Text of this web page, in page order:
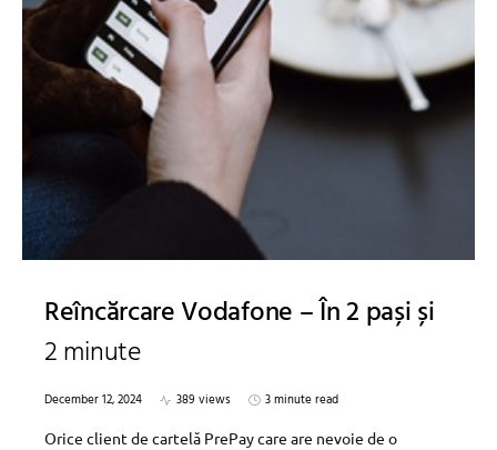
Reîncărcare Vodafone – În 2 pași și
2 minute
December 12, 2024 389 views
3 minute read
Orice client de cartelă PrePay care are nevoie de o